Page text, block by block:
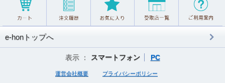
e-honトップへ
表示 ： スマートフォン PC
運営会社概要 プライバシーポリシー